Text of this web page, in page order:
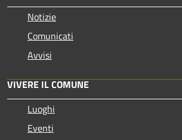
Notizie
Comunicati
Avvisi
VIVERE IL COMUNE
Luoghi
Eventi